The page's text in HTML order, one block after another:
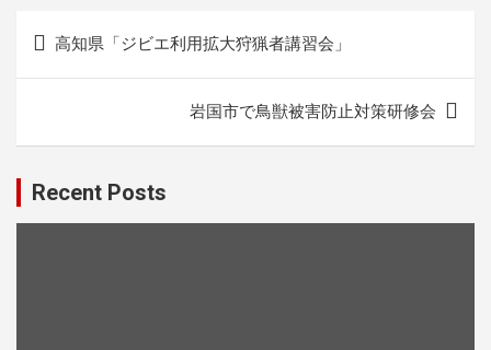
ー
高知県「ジビエ利用拡大狩猟者講習会」
岩国市で鳥獣被害防止対策研修会
Recent Posts